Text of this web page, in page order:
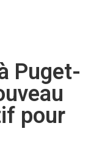
Puget-
pour